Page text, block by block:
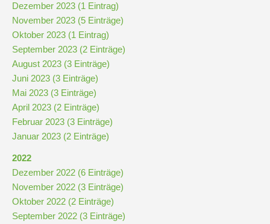
Dezember 2023 (1 Eintrag)
November 2023 (5 Einträge)
Oktober 2023 (1 Eintrag)
September 2023 (2 Einträge)
August 2023 (3 Einträge)
Juni 2023 (3 Einträge)
Mai 2023 (3 Einträge)
April 2023 (2 Einträge)
Februar 2023 (3 Einträge)
Januar 2023 (2 Einträge)
2022
Dezember 2022 (6 Einträge)
November 2022 (3 Einträge)
Oktober 2022 (2 Einträge)
September 2022 (3 Einträge)